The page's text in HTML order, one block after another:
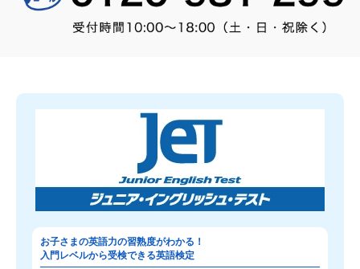
お子さまの英語力の習熟度がわかる！
入門レベルから受検できる英語検定